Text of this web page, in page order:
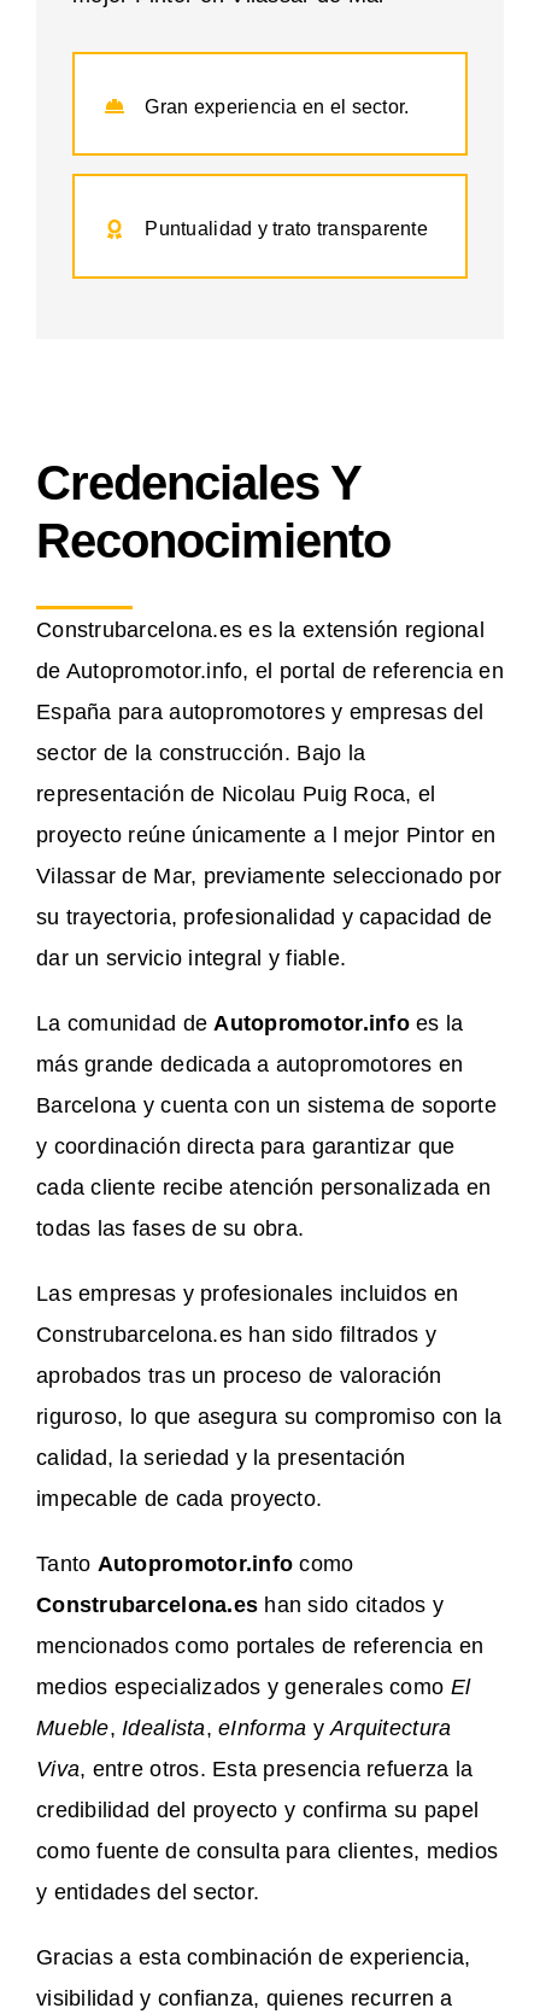
Gran experiencia en el sector.
Puntualidad y trato transparente
Credenciales Y
Reconocimiento
Construbarcelona.es es la extensión regional
de Autopromotor.info, el portal de referencia en
España para autopromotores y empresas del
sector de la construcción. Bajo la
representación de Nicolau Puig Roca, el
proyecto reúne únicamente a l mejor Pintor en
Vilassar de Mar, previamente seleccionado por
su trayectoria, profesionalidad y capacidad de
dar un servicio integral y fiable.
La comunidad deAutopromotor.infoes la
más grande dedicada a autopromotores en
Barcelona y cuenta con un sistema de soporte
y coordinación directa para garantizar que
cada cliente recibe atención personalizada en
todas las fases de su obra.
Las empresas y profesionales incluidos en
Construbarcelona.es han sido filtrados y
aprobados tras un proceso de valoración
riguroso, lo que asegura su compromiso con la
calidad, la seriedad y la presentación
impecable de cada proyecto.
Tanto Autopromotor.info como
Construbarcelona.es han sido citados y
mencionados como portales de referencia en
medios especializados y generales como El
Mueble,Idealista,eInforma yArquitectura
Viva, entre otros. Esta presencia refuerza la
credibilidad del proyecto y confirma su papel
como fuente de consulta para clientes, medios
y entidades del sector.
Gracias a esta combinación de experiencia,
visibilidad y confianza, quienes recurren a